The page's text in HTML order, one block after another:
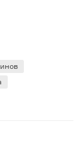
на eGov.kz и
могут